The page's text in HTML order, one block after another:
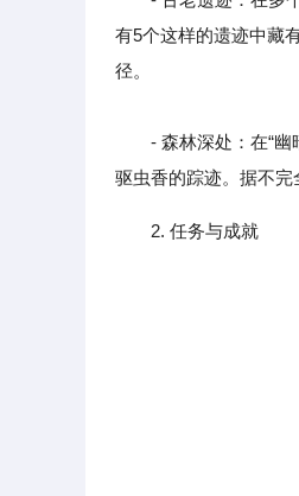
有5个这样的遗迹中藏
径。
- 森林深处：在“幽暗
驱虫香的踪迹。据不完
2. 任务与成就